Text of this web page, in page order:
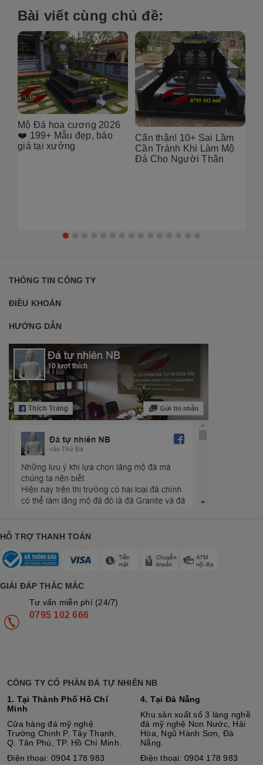
Bài viết cùng chủ đề:
Cẩn thận! 10+ Sai Lầm
Cần Tránh Khi Làm Mộ
[101++ Mẫu] Biển Hiệu
Đá Khối Đẹp Cho Công
Ty, Resort & Đô Thị Mới
THÔNG TIN CÔNG TY
ĐIỀU KHOẢN
HƯỚNG DẪN
HỖ TRỢ THANH TOÁN
GIẢI ĐÁP THẮC MẮC
Tư vấn miễn phí (24/7)
0795 102 666
CÔNG TY CỔ PHẦN ĐÁ TỰ NHIÊN NB
1. Tại Thành Phố Hồ Chí
Minh
Cửa hàng đá mỹ nghệ
Trường Chinh P. Tây Thạnh,
Q. Tân Phú, TP. Hồ Chí Minh.
Điện thoại: 0904 178 983
4. Tại Đà Nẵng
Khu sản xuất số 3 làng nghề
đá mỹ nghệ Non Nước, Hải
Hòa, Ngũ Hành Sơn, Đà
Nẵng.
Điện thoại: 0904 178 983